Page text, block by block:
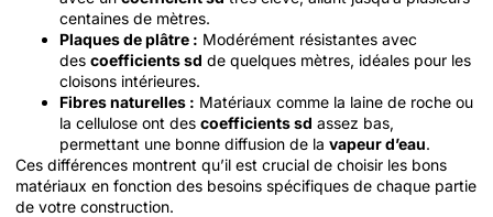
centaines de mètres.
Plaques de plâtre : Modérément résistantes avec
des coefficients sd de quelques mètres, idéales pour les
cloisons intérieures.
Fibres naturelles : Matériaux comme la laine de roche ou
la cellulose ont des coefficients sd assez bas,
permettant une bonne diffusion de la vapeur d’eau.
Ces différences montrent qu’il est crucial de choisir les bons
matériaux en fonction des besoins spécifiques de chaque partie
de votre construction.